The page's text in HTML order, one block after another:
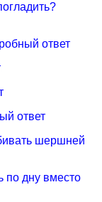
ответ
ответ
шершней
по дну вместо